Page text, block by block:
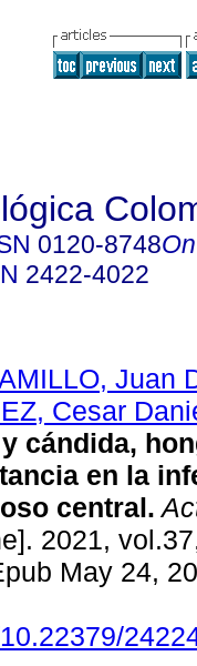
0120-8748
2422-4022
Juan
Cesar
cándida,
en la
central.
2021,
May 24,